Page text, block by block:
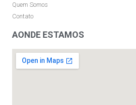
Quem Somos
Contato
AONDE ESTAMOS